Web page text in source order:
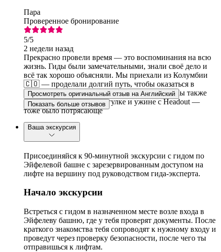
Пара
Проверенное бронирование
5/5
2 недели назад
Прекрасно провели время — это воспоминания на всю
жизнь. Гиды были замечательными, знали своё дело и
всё так хорошо объясняли. Мы приехали из Колумбии
🇨🇴 — проделали долгий путь, чтобы оказаться в
Париже, и это было просто фантастически! Мы также
побывали на речной прогулке и ужине с Headout —
тоже было потрясающе
Просмотреть оригинальный отзыв на Английский
Показать больше отзывов
Ваша экскурсия
Присоединяйся к 90-минутной экскурсии с гидом по
Эйфелевой башне с зарезервированным доступом на
лифте на вершину под руководством гида-эксперта.
Начало экскурсии
Встреться с гидом в назначенном месте возле входа в
Эйфелеву башню, где у тебя проверят документы. После
краткого знакомства тебя сопроводят к нужному входу и
проведут через проверку безопасности, после чего ты
отправишься к лифтам.